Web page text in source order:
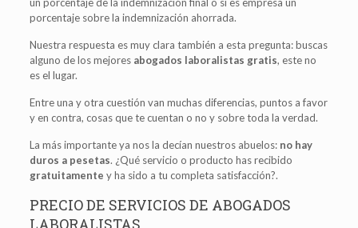
porcentaje sobre la indemnización ahorrada.
Nuestra respuesta es muy clara también a esta pregunta: buscas
alguno de los mejores abogados laboralistas gratis, este no
es el lugar.
Entre una y otra cuestión van muchas diferencias, puntos a favor
y en contra, cosas que te cuentan o no y sobre toda la verdad.
La más importante ya nos la decían nuestros abuelos: no hay
duros a pesetas. ¿Qué servicio o producto has recibido
gratuitamente y ha sido a tu completa satisfacción?.
PRECIO DE SERVICIOS DE ABOGADOS
LABORALISTAS